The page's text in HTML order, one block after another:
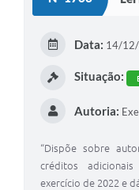
Data: 14/
Situação:
Autoria:
“Dispõe sobre
créditos
exercício de 2022 e